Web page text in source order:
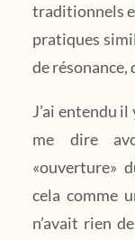
traditionnels
pratiques
de résonance,
J’ai entendu
me dire
«ouverture»
cela comme
n’avait rien